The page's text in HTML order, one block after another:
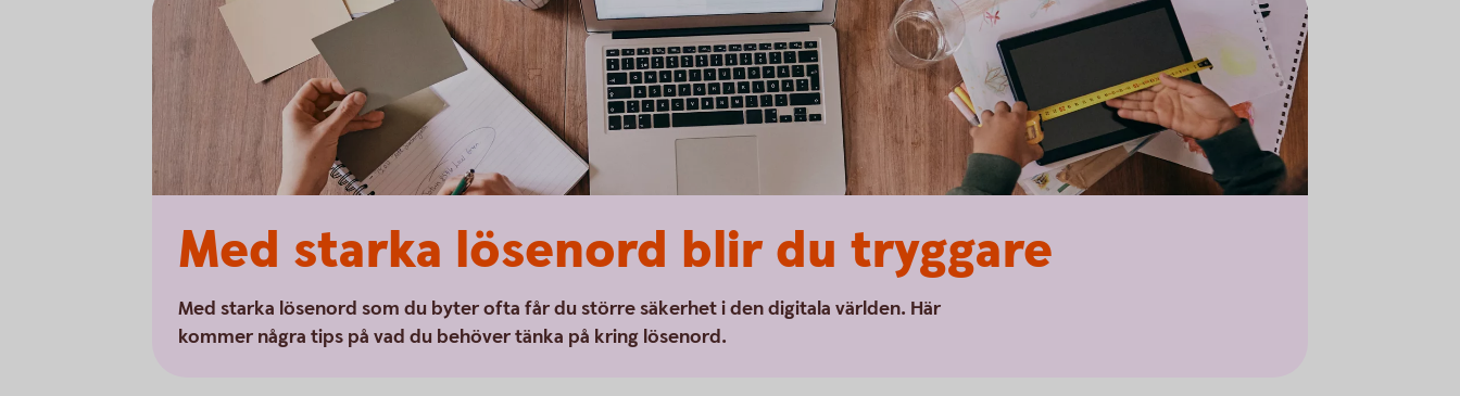
Med starka lösenord blir du tryggare
Med starka lösenord som du byter ofta får du större säkerhet i den digitala världen. Här
kommer några tips på vad du behöver tänka på kring lösenord.